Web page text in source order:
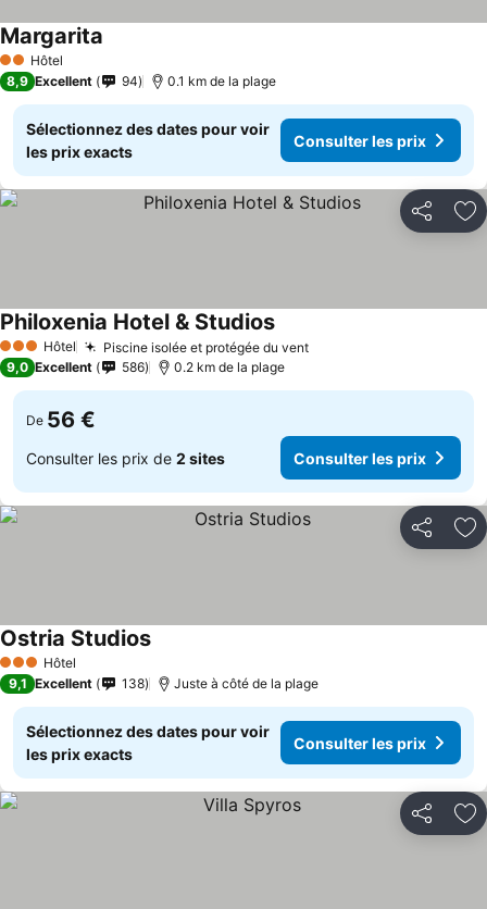
2 Étoiles
Hôtel
Margarita
8,9 Excellent 94 0.1 km de la plage
Sélectionnez des dates pour voir
les prix exacts
Consulter les prix
Partager
3 ÉtoilesHôtel Piscine isolée et protégée du vent
Philoxenia Hotel & Studios
9,0 Excellent 586 0.2 km de la plage
De 56 €
Consulter les prix de 2 sites Consulter les prix
Partager
3 ÉtoilesHôtel
Ostria Studios
9,1 Excellent 138 Juste à côté de la plage
Sélectionnez des dates pour voir
les prix exacts
Consulter les prix
Partager